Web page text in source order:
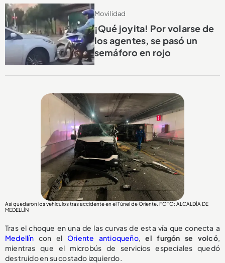
Movilidad
¡Qué joyita! Por volarse de
los agentes, se pasó un
semáforo en rojo
Así quedaron los vehículos tras accidente en el Túnel de Oriente. FOTO: ALCALDÍA DE
MEDELLÍN
Tras el choque en una de las curvas de esta vía que conecta a
Medellín con el Oriente antioqueño,el furgón se volcó,
mientras que el microbús de servicios especiales quedó
destruido en su costado izquierdo.